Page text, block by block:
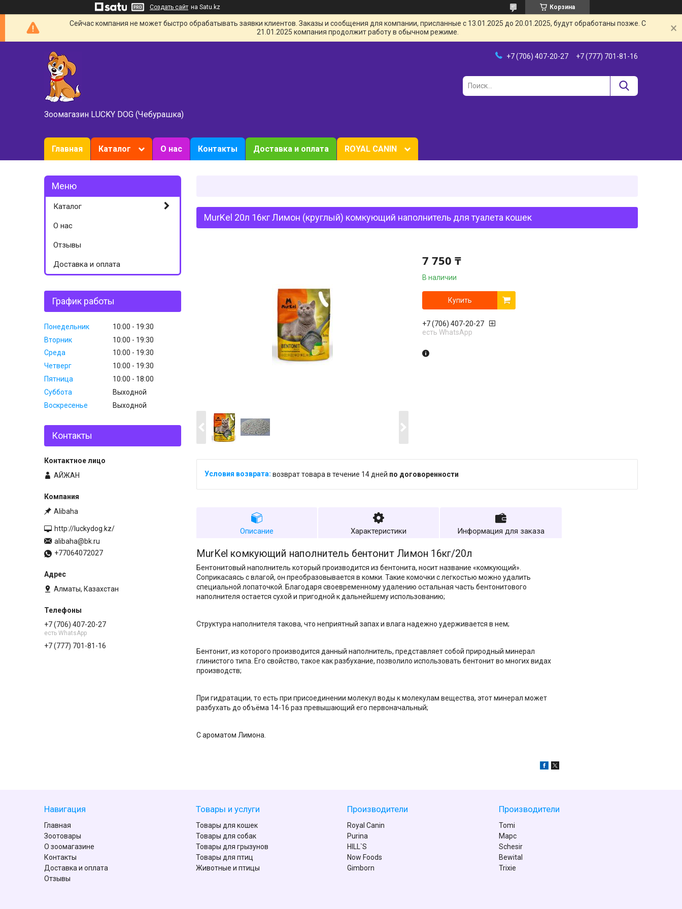
Создать сайт на Satu.kz Корзина
Сейчас компания не может быстро обрабатывать заявки клиентов. Заказы и сообщения для компании, присланные с 13.01.2025 до 20.01.2025, будут обработаны позже. С
21.01.2025 компания продолжит работу в обычном режиме.
Зоомагазин LUCKY DOG (Чебурашка)
+7 (706) 407-20-27 +7 (777) 701-81-16
Главная Каталог О нас Контакты Доставка и оплата ROYAL CANIN
MurKel 20л 16кг Лимон (круглый) комкующий наполнитель для туалета кошек
7 750 ₸
В наличии
Купить
+7 (706) 407-20-27
есть WhatsApp
возврат товара в течение 14 дней по договоренности
Описание Характеристики Информация для заказа
MurKel комкующий наполнитель бентонит Лимон 16кг/20л
Бентонитовый наполнитель который производится из бентонита, носит название «комкующий».
Соприкасаясь с влагой, он преобразовывается в комки. Такие комочки с легкостью можно удалить
специальной лопаточкой. Благодаря своевременному удалению остальная часть бентонитового
наполнителя остается сухой и пригодной к дальнейшему использованию;
Структура наполнителя такова, что неприятный запах и влага надежно удерживается в нем;
Бентонит, из которого производится данный наполнитель, представляет собой природный минерал
глинистого типа. Его свойство, такое как разбухание, позволило использовать бентонит во многих видах
производств;
При гидратации, то есть при присоединении молекул воды к молекулам вещества, этот минерал может
разбухать до объёма 14-16 раз превышающий его первоначальный;
С ароматом Лимона.
Каталог
О нас
Отзывы
Доставка и оплата
График работы
Понедельник 10:00
19:30
Вторник
10:00
19:30
Среда
10:00
19:30
Четверг
10:00
19:30
Пятница
10:00
18:00
Суббота
Выходной
Воскресенье
Выходной
Контакты
АЙЖАН
Alibaha
http://luckydog.kz/
alibaha@bk.ru
+77064072027
Алматы, Казахстан
+7 (706) 407-20-27
есть WhatsApp
+7 (777) 701-81-16
Навигация
Главная
Зоотовары
О зоомагазине
Контакты
Доставка и оплата
Отзывы
Товары и услуги
Товары для кошек
Товары для собак
Товары для грызунов
Товары для птиц
Животные и птицы
Производители
Royal Canin
Purina
HILL`S
Now Foods
Gimborn
Производители
Tomi
Марс
Schesir
Bewital
Trixie